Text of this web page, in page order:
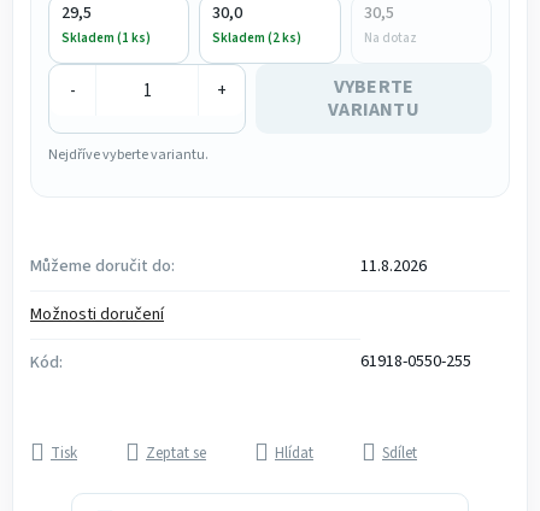
29,5
Skladem (1 ks)
30,0
Skladem (2 ks)
30,5
Na dotaz
- +
VYBERTE
VARIANTU
Nejdříve vyberte variantu.
Můžeme doručit do:
11.8.2026
Možnosti doručení
Kód:
61918-0550-255
Tisk Zeptat se Hlídat Sdílet